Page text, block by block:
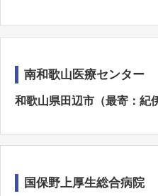
南和歌山医療センター
和歌山県田辺市（最寄：紀
国保野上厚生総合病院